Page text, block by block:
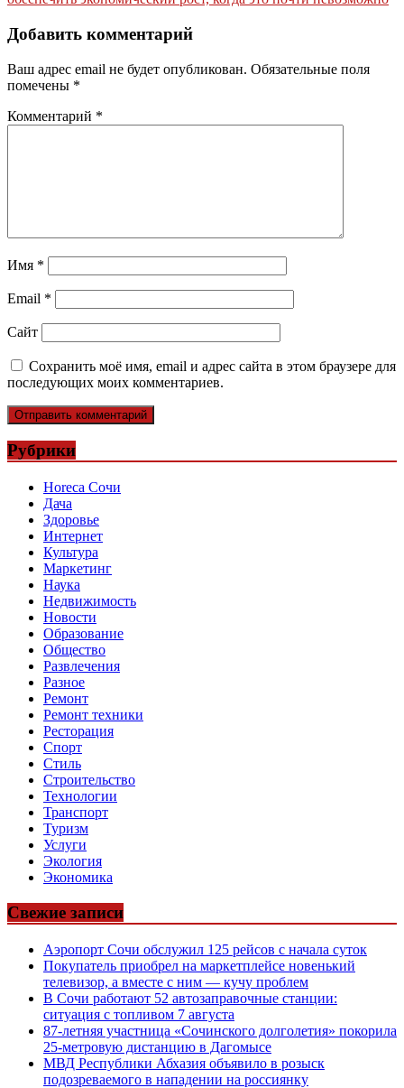
Добавить комментарий
Ваш адрес email не будет опубликован. Обязательные поля
помечены *
Комментарий *
Имя *
Email *
Сайт
Сохранить моё имя, email и адрес сайта в этом браузере для
последующих моих комментариев.
Рубрики
Horeca Сочи
Дача
Здоровье
Интернет
Культура
Маркетинг
Наука
Недвижимость
Новости
Образование
Общество
Развлечения
Разное
Ремонт
Ремонт техники
Ресторация
Спорт
Стиль
Строительство
Технологии
Транспорт
Туризм
Услуги
Экология
Экономика
Свежие записи
Аэропорт Сочи обслужил 125 рейсов с начала суток
Покупатель приобрел на маркетплейсе новенький
телевизор, а вместе с ним — кучу проблем
В Сочи работают 52 автозаправочные станции:
ситуация с топливом 7 августа
87-летняя участница «Сочинского долголетия» покорила
25-метровую дистанцию в Дагомысе
МВД Республики Абхазия объявило в розыск
подозреваемого в нападении на россиянку